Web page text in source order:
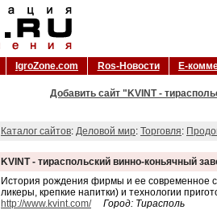
IgroZone.com Ros-Новости Е-
Добавить сайт "KVINT -
Каталог сайтов: Деловой мир: Торговля:
KVINT - тираспольский винно-коньячный
История рождения фирмы и ее современное
ликеры, крепкие напитки) и технологии
http://www.kvint.com/
Город: Тирасполь